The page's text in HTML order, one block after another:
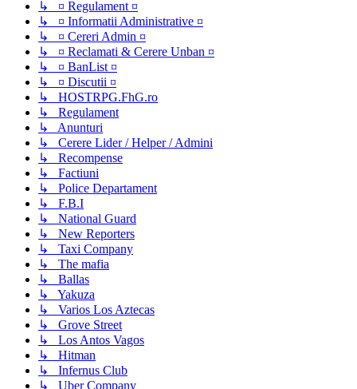
↳ ¤ Regulament ¤
↳ ¤ Informatii Administrative ¤
↳ ¤ Cereri Admin ¤
↳ ¤ Reclamati & Cerere Unban ¤
↳ ¤ BanList ¤
↳ ¤ Discutii ¤
↳ HOSTRPG.FhG.ro
↳ Regulament
↳ Anunturi
↳ Cerere Lider / Helper / Admini
↳ Recompense
↳ Factiuni
↳ Police Departament
↳ F.B.I
↳ National Guard
↳ New Reporters
↳ Taxi Company
↳ The mafia
↳ Ballas
↳ Yakuza
↳ Varios Los Aztecas
↳ Grove Street
↳ Los Antos Vagos
↳ Hitman
↳ Infernus Club
↳ Uber Company